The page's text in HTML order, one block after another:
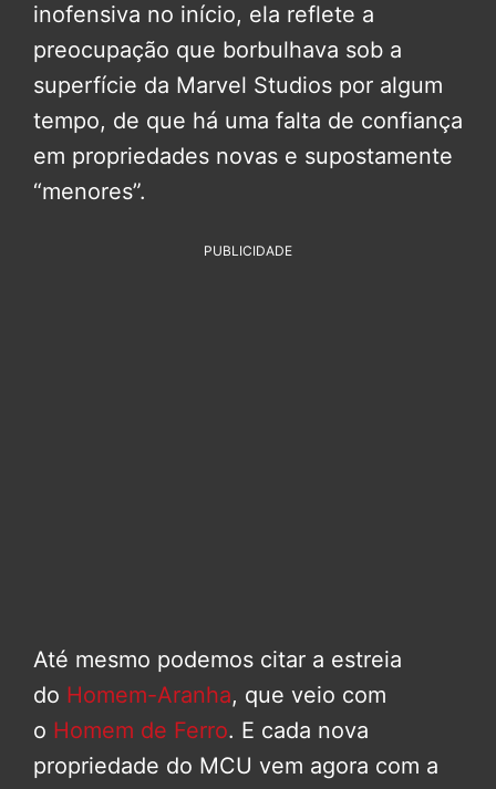
inofensiva no início, ela reflete a
preocupação que borbulhava sob a
superfície da Marvel Studios por algum
tempo, de que há uma falta de confiança
em propriedades novas e supostamente
“menores”.
PUBLICIDADE
Até mesmo podemos citar a estreia
do Homem-Aranha, que veio com
o Homem de Ferro. E cada nova
propriedade do MCU vem agora com a